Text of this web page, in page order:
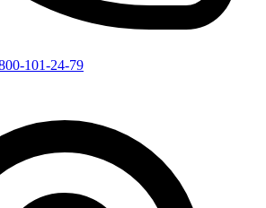
101-24-79